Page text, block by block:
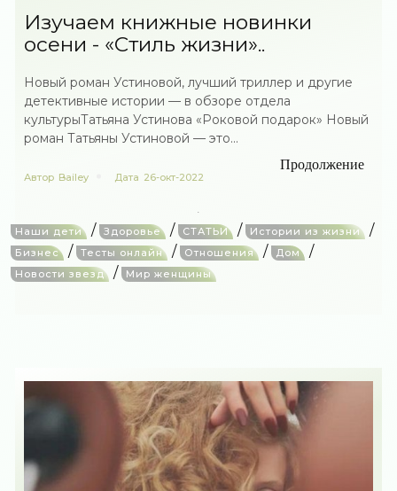
Изучаем книжные новинки
осени - «Стиль жизни»..
Новый роман Устиновой, лучший триллер и другие
детективные истории — в обзоре отдела
культурыТатьяна Устинова «Роковой подарок» Новый
роман Татьяны Устиновой — это...
Продолжение
Автор Bailey Дата 26-окт-2022
Наши дети / Здоровье / СТАТЬИ / Истории из жизни /
Бизнес / Тесты онлайн / Отношения / Дом /
Новости звезд / Мир женщины